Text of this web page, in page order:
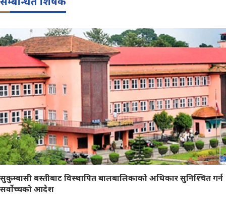
सुकुम्बासी बस्तीबाट विस्थापित बालबालिकाको अधिकार सुनिश्चित गर्न
सर्वोच्चको आदेश